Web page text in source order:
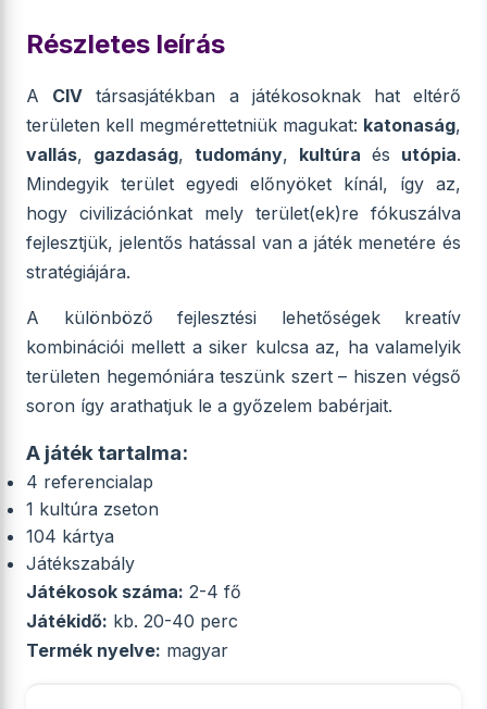
Részletes leírás
A CIV társasjátékban a játékosoknak hat eltérő
területen kell megmérettetniük magukat: katonaság,
vallás, gazdaság, tudomány, kultúra és utópia.
Mindegyik terület egyedi előnyöket kínál, így az,
hogy civilizációnkat mely terület(ek)re fókuszálva
fejlesztjük, jelentős hatással van a játék menetére és
stratégiájára.
A különböző fejlesztési lehetőségek kreatív
kombinációi mellett a siker kulcsa az, ha valamelyik
területen hegemóniára teszünk szert – hiszen végső
soron így arathatjuk le a győzelem babérjait.
A játék tartalma:
4 referencialap
1 kultúra zseton
104 kártya
Játékszabály
Játékosok száma: 2-4 fő
Játékidő: kb. 20-40 perc
Termék nyelve: magyar